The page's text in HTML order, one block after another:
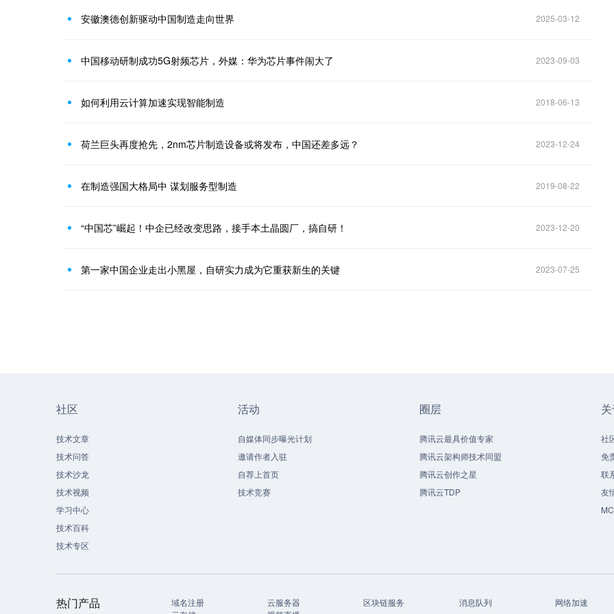
安徽澳德创新驱动中国制造走向世界 2025-03-12
中国移动研制成功5G射频芯片，外媒：华为芯片事件闹大了 2023-09-03
如何利用云计算加速实现智能制造 2018-06-13
荷兰巨头再度抢先，2nm芯片制造设备或将发布，中国还差多远？ 2023-12-24
在制造强国大格局中 谋划服务型制造 2019-08-22
“中国芯”崛起！中企已经改变思路，接手本土晶圆厂，搞自研！ 2023-12-20
第一家中国企业走出小黑屋，自研实力成为它重获新生的关键 2023-07-25
社区
技术文章
技术问答
技术沙龙
技术视频
学习中心
技术百科
技术专区
活动
自媒体同步曝光计划
邀请作者入驻
自荐上首页
技术竞赛
圈层
腾讯云最具价值专家
腾讯云架构师技术同盟
腾讯云创作之星
腾讯云TDP
社
免
联
友
热门产品 域名注册 云服务器 区块链服务 消息队列
网络加速